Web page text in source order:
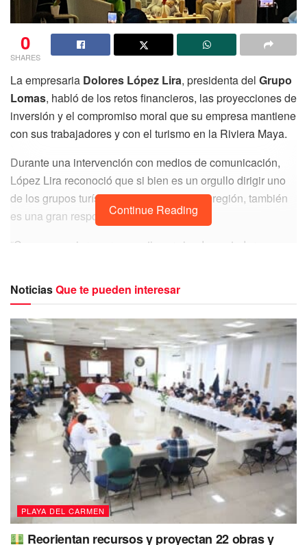
0
SHARES
La empresaria Dolores López Lira, presidenta del Grupo
Lomas, habló de los retos financieros, las proyecciones de
inversión y el compromiso moral que su empresa mantiene
con sus trabajadores y con el turismo en la Riviera Maya.
Durante una intervención con medios de comunicación,
López Lira reconoció que si bien es un orgullo dirigir uno
de los grupos turísticos más sólidos de la región, también
es una gran responsabilidad.
“Como me quiero ver es continuar siendo contadores,
En materia de promoción turística internacional, explicó
que Grupo Lomas destina entre el 5% y el 7% de su
presupuesto de ventas, lo cual equivale a una inversión de
hasta 10 millones de dólares si se parte de una proyección
de ingresos de 200 millones. Este monto se distribuye
entre agencias de viajes, promoción en línea, presencia
web y otros segmentos.
Continue Reading
NoticiasQue te pueden interesar
PLAYA DEL CARMEN
Reorientan recursos y proyectan 22 obras y